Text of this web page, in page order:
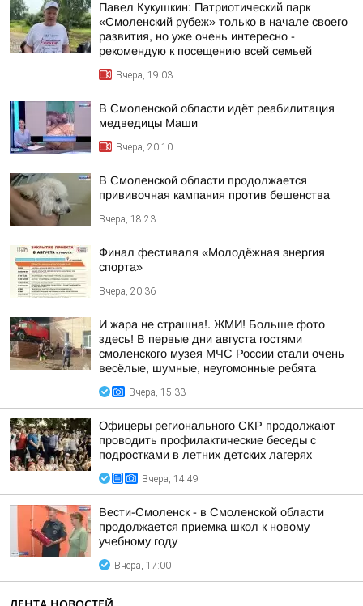
Павел Кукушкин: Патриотический парк
«Смоленский рубеж» только в начале своего
развития, но уже очень интересно -
рекомендую к посещению всей семьей
Вчера, 19:03
В Смоленской области идёт реабилитация
медведицы Маши
Вчера, 20:10
В Смоленской области продолжается
прививочная кампания против бешенства
Вчера, 18:23
Финал фестиваля «Молодёжная энергия
спорта»
Вчера, 20:36
И жара не страшна!. ЖМИ! Больше фото
здесь! В первые дни августа гостями
смоленского музея МЧС России стали очень
весёлые, шумные, неугомонные ребята
Вчера, 15:33
Офицеры регионального СКР продолжают
проводить профилактические беседы с
подростками в летних детских лагерях
Вчера, 14:49
Вести-Смоленск - в Смоленской области
продолжается приемка школ к новому
учебному году
Вчера, 17:00